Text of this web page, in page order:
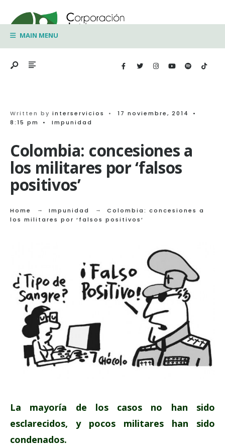
to
contentMAIN MENU
Written by interservicios • 17 noviembre, 2014
•
8:15 pm
• Impunidad
Colombia: concesiones a
los militares por ‘falsos
positivos’
Home Impunidad
Colombia: concesiones a
los militares por ‘falsos positivos’
La mayoría de los casos no han sido
esclarecidos, y pocos militares han sido
condenados.
for: